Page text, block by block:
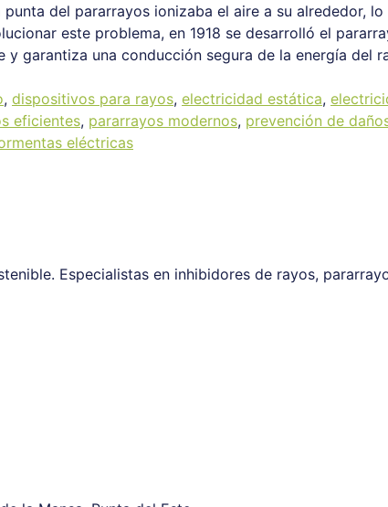
del pararrayos ionizaba el aire a su alrededor,
este problema, en 1918 se desarrolló el
garantiza una conducción segura de la energía del
, dispositivos para rayos, electricidad estática,
eficientes, pararrayos modernos, prevención de
eléctricas
Especialistas en inhibidores de rayos,